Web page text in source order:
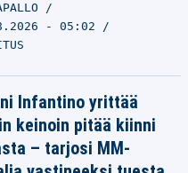
- 05:02
Infantino yrittää
keinoin pitää kiinni
– tarjosi MM-